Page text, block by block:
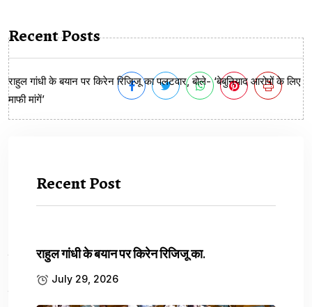
Previous Article
Recent Posts
राहुल गांधी के बयान पर किरेन रिजिजू का पलटवार, बोले- ‘बेबुनियाद आरोपों के लिए
माफी मांगें’
Recent Post
राहुल गांधी के बयान पर किरेन रिजिजू का.
July 29, 2026